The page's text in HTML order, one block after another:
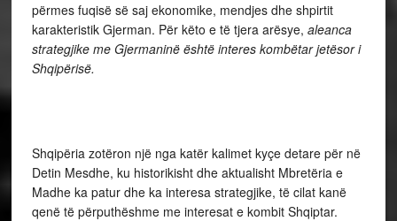
përmes fuqisë së saj ekonomike, mendjes dhe shpirtit
karakteristik Gjerman. Për këto e të tjera arësye, aleanca
strategjike me Gjermaninë është interes kombëtar jetësor i
Shqipërisë.
Shqipëria zotëron një nga katër kalimet kyçe detare për në
Detin Mesdhe, ku historikisht dhe aktualisht Mbretëria e
Madhe ka patur dhe ka interesa strategjike, të cilat kanë
qenë të përputhëshme me interesat e kombit Shqiptar.